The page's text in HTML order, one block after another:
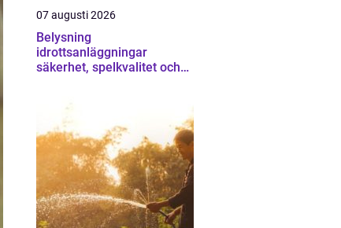
07 augusti 2026
Belysning
idrottsanläggningar
säkerhet, spelkvalitet och